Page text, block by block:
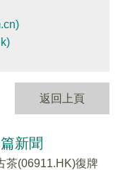
返回上頁
新聞
茶(06911.HK)復牌